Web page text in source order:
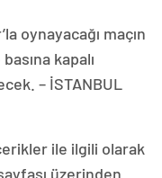
oynayacağı maçın
kapalı
– İSTANBUL
ile ilgili olarak
üzerinden